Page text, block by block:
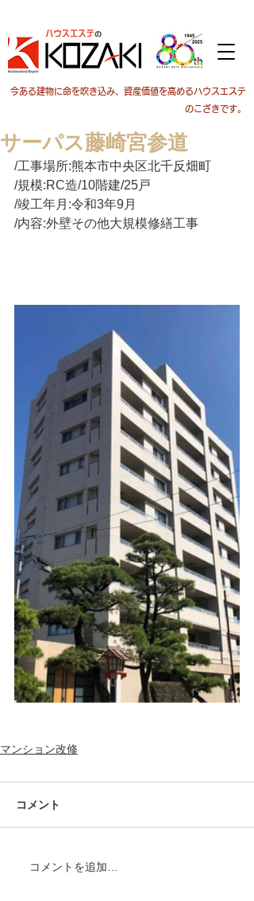
今ある建物に命を吹き込み、資産価値を高めるハウスエステ
のこざきです。
サーパス藤崎宮参道
/工事場所:熊本市中央区北千反畑町
/規模:RC造/10階建/25戸
/竣工年月:令和3年9月
/内容:外壁その他大規模修繕工事
マンション改修
コメント
コメントを追加…